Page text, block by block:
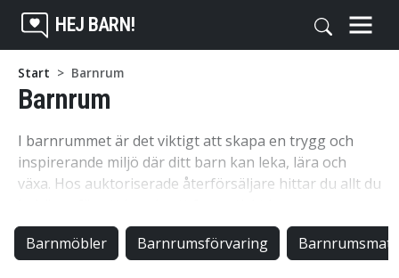
HEJ BARN!
Start Barnrum
Barnrum
I barnrummet är det viktigt att skapa en trygg och
inspirerande miljö där ditt barn kan leka, lära och
växa. Hos auktoriserade återförsäljare hittar du allt du
passar just ditt barns personlighet och behov.
barnmöbler
Barnmöbler Barnrumsförvaring